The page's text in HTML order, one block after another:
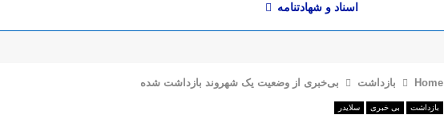
اسناد و شهادتنامە
Home بازداشت بی‌خبری از وضعیت یک شهروند بازداشت‌ شده
بازداشت بی خبری سلایدر